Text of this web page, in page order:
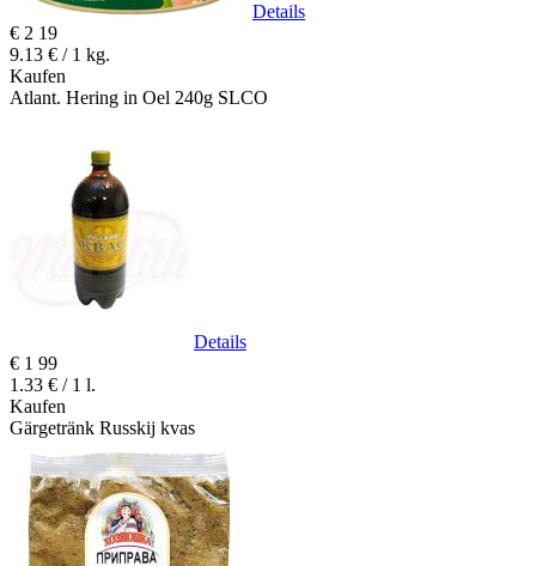
Details
€ 2 19
9.13 € / 1 kg.
Kaufen
Atlant. Hering in Oel 240g SLCO
Details
€ 1 99
1.33 € / 1 l.
Kaufen
Gärgetränk Russkij kvas